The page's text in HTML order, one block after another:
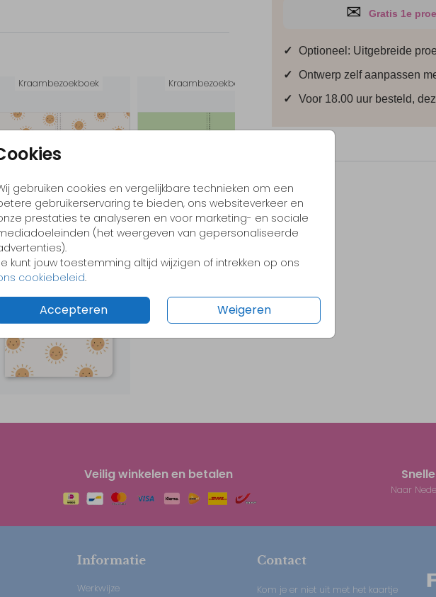
gebruiken cookies en vergelijkbare technieken om een
gebruikerservaring te bieden, ons websiteverkeer en
prestaties te analyseren en voor marketing- en sociale
(het weergeven van gepersonaliseerde
kunt jouw toestemming altijd wijzigen of intrekken op ons
cookiebeleid.
Accepteren Weigeren
Kraambezoekboek Kraambezoekboek Kraambezoekboek
✉ Gratis 1e
✓ Optioneel: Uitgebreide
✓
Ontwerp zelf aanpassen
✓
Voor 18.00 uur besteld,
Veilig winkelen en betalen
Naar
Informatie
Werkwijze
Contact
Kom je er niet uit met het kaartje